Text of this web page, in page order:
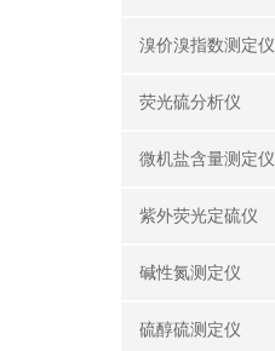
溴价溴指数测定仪
荧光硫分析仪
微机盐含量测定仪
紫外荧光定硫仪
碱性氮测定仪
硫醇硫测定仪